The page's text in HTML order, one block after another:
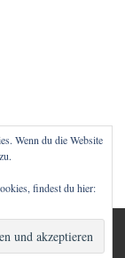
Wenn du die Website
findest du hier: